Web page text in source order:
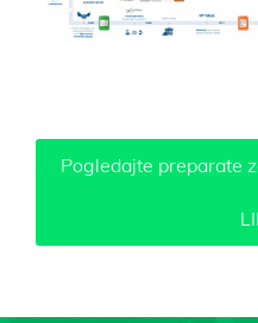
Pogledajte preparate